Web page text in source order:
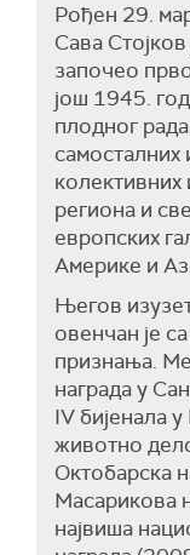
Рођен 29.
Сава Стојков
започео
још 1945.
плодног
региона и
европских
Америке и
Његов
овенчан је
признања.
награда у
IV бијенала
животно
Октобарска
Масарикова
највиша